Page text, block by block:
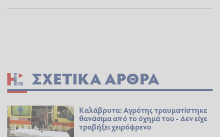
ΣΧΕΤΙΚΆ ΆΡΘΡΑ
Καλάβρυτα: Αγρότης τραυματίστηκε
θανάσιμα από το όχημά του - Δεν είχε
τραβήξει χειρόφρενο